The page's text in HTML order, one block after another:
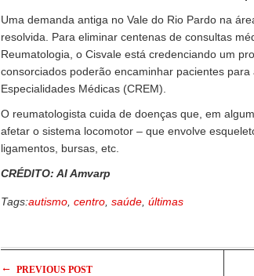
Uma demanda antiga no Vale do Rio Pardo na
resolvida. Para eliminar centenas de consultas
Reumatologia, o Cisvale está credenciando um
consorciados poderão encaminhar pacientes
Especialidades Médicas (CREM).
O reumatologista cuida de doenças que, em
afetar o sistema locomotor – que envolve
ligamentos, bursas, etc.
CRÉDITO: AI Amvarp
Tags:autismo centro saúde últimas
← PREVIOUS POST